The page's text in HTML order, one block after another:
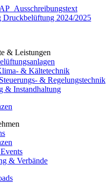
Druckbelüftung 2024/2025
& Leistungen
& Kältetechnik
& Regelungstechnik
& Instandhaltung
& Verbände